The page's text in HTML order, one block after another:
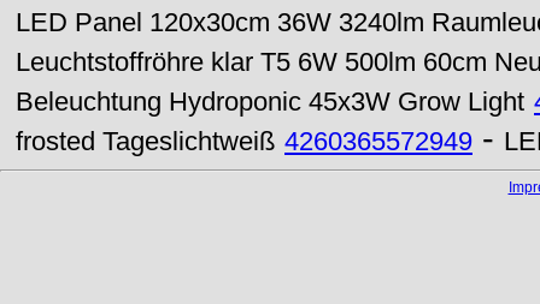
LED Panel 120x30cm 36W 3240lm
Leuchtstoffröhre klar T5 6W 500lm 60cm
Beleuchtung Hydroponic 45x3W Grow Light
frosted Tageslichtweiß 4260365572949 -